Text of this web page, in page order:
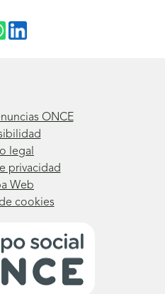
ONCE
legal
privacidad
Web
cookies